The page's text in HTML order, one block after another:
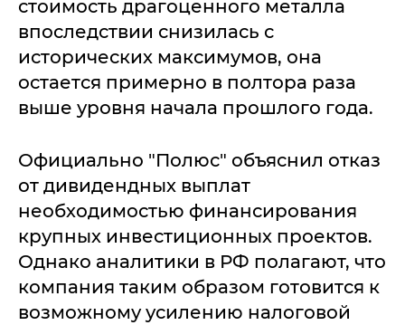
стоимость драгоценного металла
впоследствии снизилась с
исторических максимумов, она
остается примерно в полтора раза
выше уровня начала прошлого года.
Официально "Полюс" объяснил отказ
от дивидендных выплат
необходимостью финансирования
крупных инвестиционных проектов.
Однако аналитики в РФ полагают, что
компания таким образом готовится к
возможному усилению налоговой